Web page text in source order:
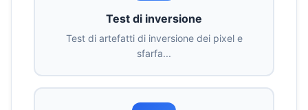
Test di inversione
Test di artefatti di inversione dei pixel e
sfarfa...